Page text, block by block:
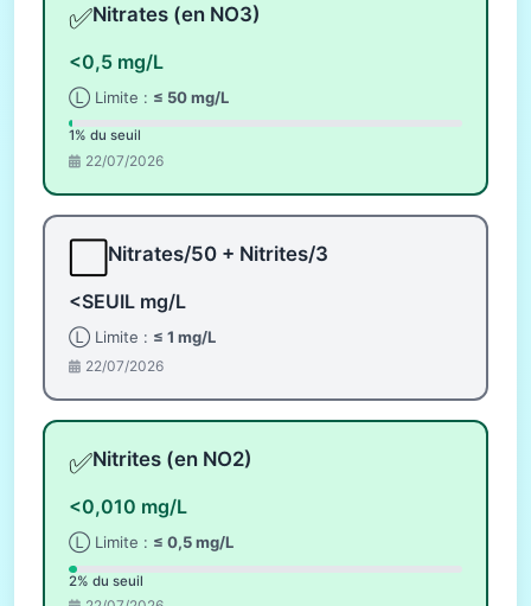
✅Nitrates (en NO3)
<0,5 mg/L
Ⓛ Limite : ≤ 50 mg/L
1% du seuil
22/07/2026
Nitrates/50 + Nitrites/3
<SEUIL mg/L
Ⓛ Limite : ≤ 1 mg/L
22/07/2026
✅Nitrites (en NO2)
<0,010 mg/L
Ⓛ Limite : ≤ 0,5 mg/L
2% du seuil